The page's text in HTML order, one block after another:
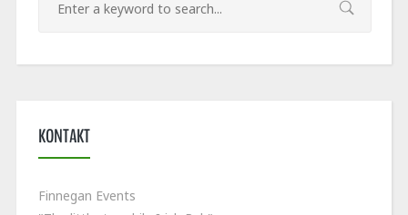
KONTAKT
Finnegan Events